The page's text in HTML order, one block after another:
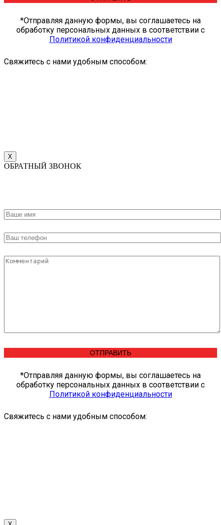
*Отправляя данную формы, вы соглашаетесь на
обработку персональных данных в соответствии c
Политикой конфиденциальности
Свяжитесь с нами удобным способом:
X
ОБРАТНЫЙ ЗВОНОК
*Отправляя данную формы, вы соглашаетесь на
обработку персональных данных в соответствии c
Политикой конфиденциальности
Свяжитесь с нами удобным способом: